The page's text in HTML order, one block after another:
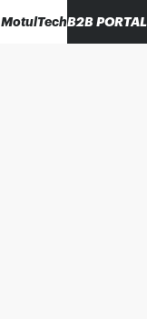
MotulTechB2B PORTAL